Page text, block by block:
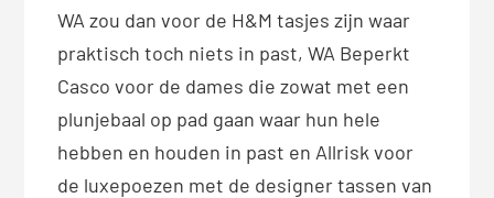
WA zou dan voor de H&M tasjes zijn waar
praktisch toch niets in past, WA Beperkt
Casco voor de dames die zowat met een
plunjebaal op pad gaan waar hun hele
hebben en houden in past en Allrisk voor
de luxepoezen met de designer tassen van